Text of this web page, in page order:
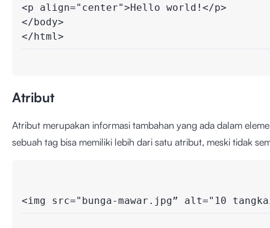
<p align="center">Hello world!</p>
</body>
</html>
Atribut
Atribut merupakan informasi tambahan yang ada dalam
sebuah tag bisa memiliki lebih dari satu atribut, meski tidak
<img src="bunga-mawar.jpg” alt="10